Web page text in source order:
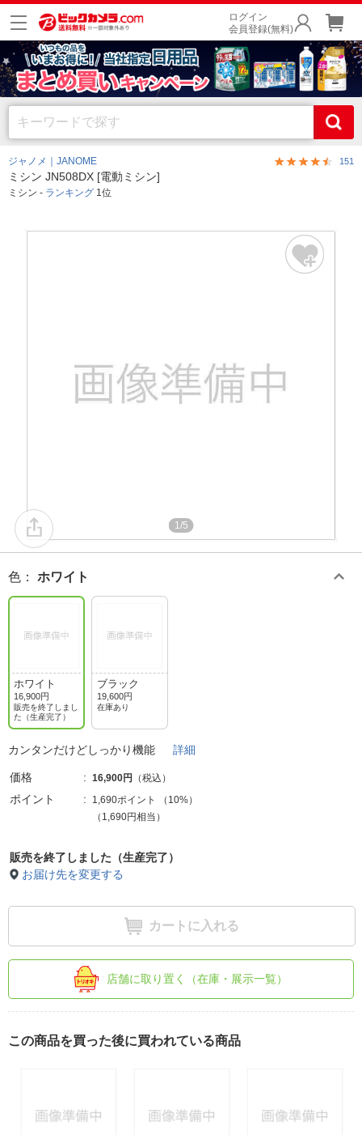
ログイン
会員登録(無料)
ジャノメ｜JANOME 151
ミシン JN508DX [電動ミシン]
ミシン - ランキング 1位
1/5
色 ： ホワイト
ホワイト
16,900円
販売を終了しまし
た（生産完了）
ブラック
19,600円
在庫あり
カンタンだけどしっかり機能 詳細
価格 16,900円 （税込）
ポイント 1,690ポイント （ 10%）
（1,690円相当）
販売を終了しました（生産完了）
お届け先を変更する
カートに入れる
店舗に取り置く（在庫・展示一覧）
この商品を買った後に買われている商品